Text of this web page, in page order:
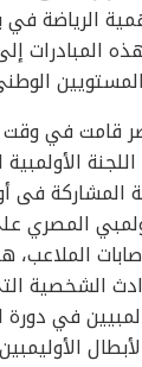
الرياضة
المبادرات
المستويين
قامت في
الأولمبية
المصري
الملاعب،
الشخصية
في دورة